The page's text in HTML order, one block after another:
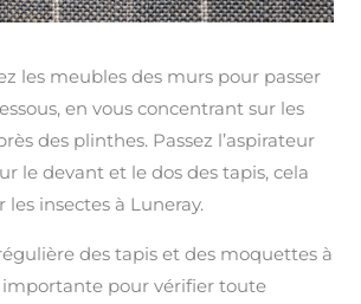
les meubles des murs pour passer
en vous concentrant sur les
des plinthes. Passez l’aspirateur
le devant et le dos des tapis, cela
insectes à Luneray.
des tapis et des moquettes à
importante pour vérifier toute